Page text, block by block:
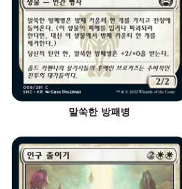
말쑥한 방패병